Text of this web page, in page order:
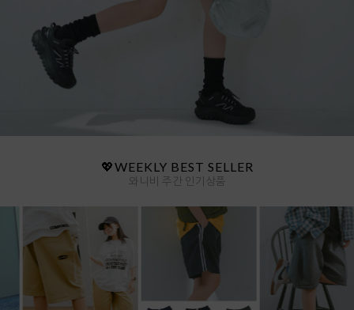
💖WEEKLY BEST SELLER
와니비 주간 인기상품